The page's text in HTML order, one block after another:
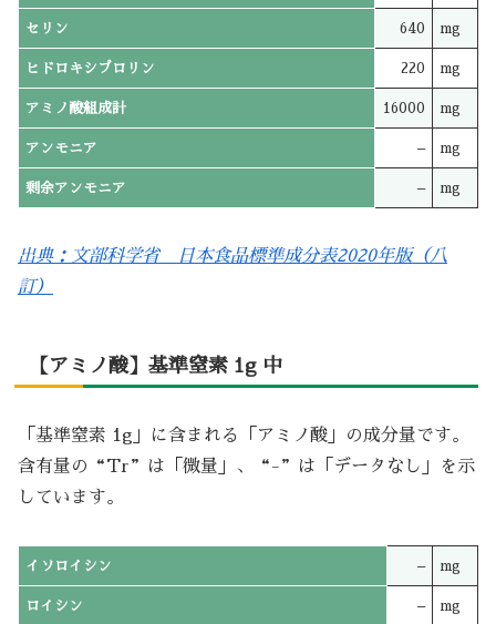
セリン 640 mg
ヒドロキシプロリン 220 mg
アミノ酸組成計 16000 mg
アンモニア – mg
剰余アンモニア – mg
出典：文部科学省 日本食品標準成分表2020年版（八
訂）
【アミノ酸】基準窒素 1g 中
「基準窒素 1g」に含まれる「アミノ酸」の成分量です。
含有量の“Tr”は「微量」、“-”は「データなし」を示
しています。
イソロイシン – mg
ロイシン – mg